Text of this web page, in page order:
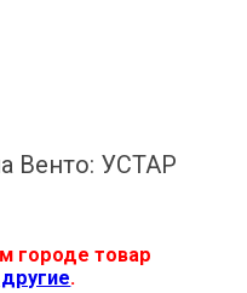
Венто: УСТАР
городе товар
.